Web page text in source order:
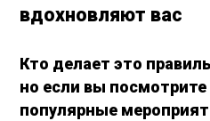
вдохновляют вас
Кто делает это
но если вы
популярные